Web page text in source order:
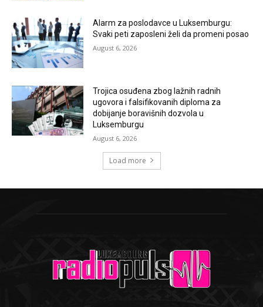
Alarm za poslodavce u Luksemburgu:
Svaki peti zaposleni želi da promeni posao
August 6, 2026
Trojica osuđena zbog lažnih radnih
ugovora i falsifikovanih diploma za
dobijanje boravišnih dozvola u
Luksemburgu
August 6, 2026
Load more